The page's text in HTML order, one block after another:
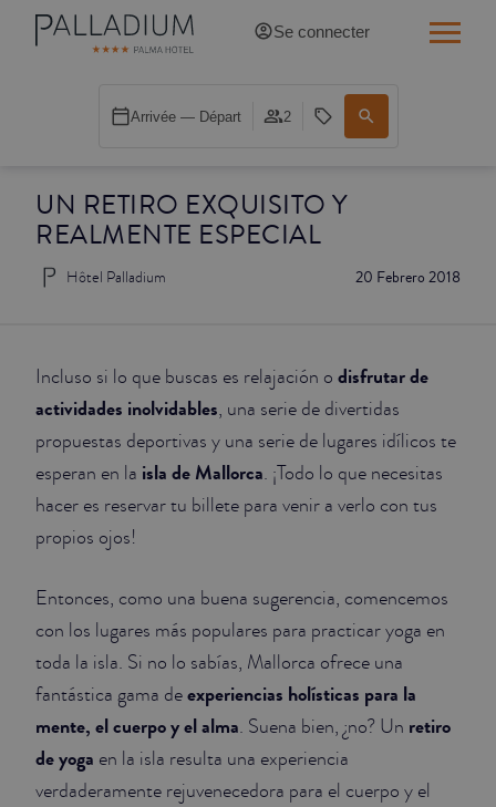
UN RETIRO EXQUISITO Y
REALMENTE ESPECIAL
20 Febrero 2018
Hôtel Palladium
Incluso si lo que buscas es relajación o disfrutar de
actividades inolvidables, una serie de divertidas
propuestas deportivas y una serie de lugares idílicos te
esperan en la isla de Mallorca. ¡Todo lo que necesitas
hacer es reservar tu billete para venir a verlo con tus
propios ojos!
Entonces, como una buena sugerencia, comencemos
con los lugares más populares para practicar yoga en
toda la isla. Si no lo sabías, Mallorca ofrece una
fantástica gama deexperiencias holísticas para la
mente, el cuerpo y el alma. Suena bien, ¿no? Un retiro
de yoga en la isla resulta una experiencia
verdaderamente rejuvenecedora para el cuerpo y el
Se connecter
Arrivée — Départ 2
SINGLE BALCON CATHÉDRALE
DOUBLE WHITE
SUPÉRIEURE
JUNIOR SUITES
SUITE